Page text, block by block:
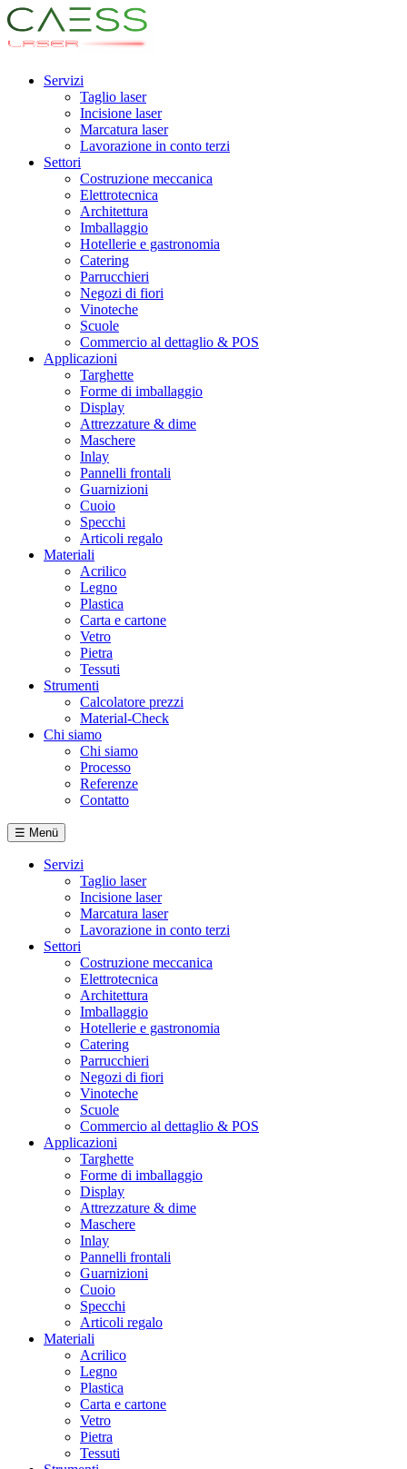
Servizi
Taglio laser
Incisione laser
Marcatura laser
Lavorazione in conto terzi
Settori
Costruzione meccanica
Elettrotecnica
Architettura
Imballaggio
Hotellerie e gastronomia
Catering
Parrucchieri
Negozi di fiori
Vinoteche
Scuole
Commercio al dettaglio & POS
Applicazioni
Targhette
Forme di imballaggio
Display
Attrezzature & dime
Maschere
Inlay
Pannelli frontali
Guarnizioni
Cuoio
Specchi
Articoli regalo
Materiali
Acrilico
Legno
Plastica
Carta e cartone
Vetro
Pietra
Tessuti
Strumenti
Calcolatore prezzi
Material-Check
Chi siamo
Chi siamo
Processo
Referenze
Contatto
☰ Menü
Servizi
Taglio laser
Incisione laser
Marcatura laser
Lavorazione in conto terzi
Settori
Costruzione meccanica
Elettrotecnica
Architettura
Imballaggio
Hotellerie e gastronomia
Catering
Parrucchieri
Negozi di fiori
Vinoteche
Scuole
Commercio al dettaglio & POS
Applicazioni
Targhette
Forme di imballaggio
Display
Attrezzature & dime
Maschere
Inlay
Pannelli frontali
Guarnizioni
Cuoio
Specchi
Articoli regalo
Materiali
Acrilico
Legno
Plastica
Carta e cartone
Vetro
Pietra
Tessuti